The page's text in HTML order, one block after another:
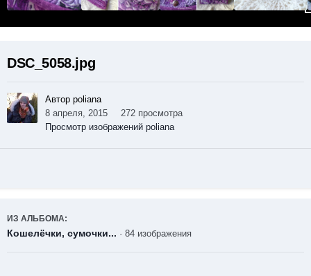
DSC_5058.jpg
Автор poliana
8 апреля, 2015
272 просмотра
Просмотр изображений poliana
ИЗ АЛЬБОМА:
Кошелёчки, сумочки... · 84 изображения